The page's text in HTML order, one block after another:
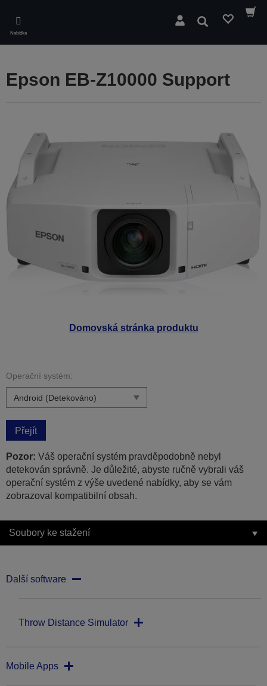
main
content
Nabídka
Hledat
Domovská stránka produktu
Epson EB-Z10000 Support
Operační systém:
Přejít
Pozor: Váš operační systém pravděpodobně nebyl
detekován správně. Je důležité, abyste ručně vybrali váš
operační systém z výše uvedené nabídky, aby se vám
zobrazoval kompatibilní obsah.
Soubory ke stažení
Další software
Throw Distance Simulator
Mobile Apps